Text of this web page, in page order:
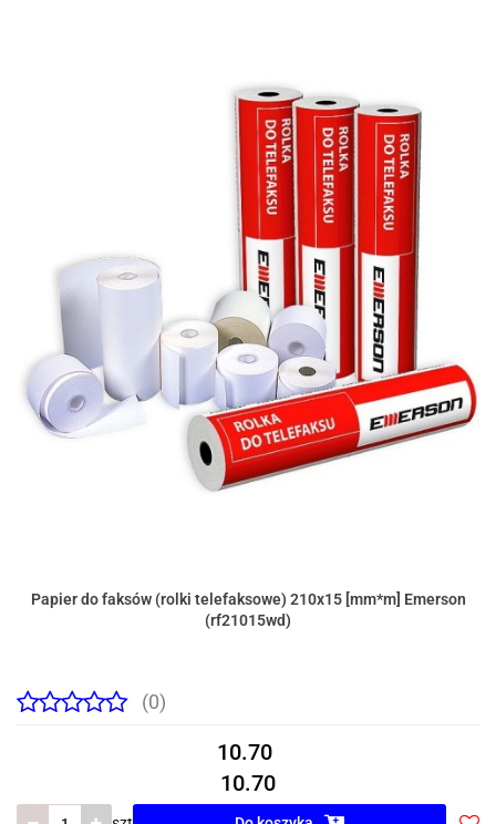
Papier do faksów (rolki telefaksowe) 210x15 [mm*m] Emerson
(rf21015wd)
(0)
10.70
10.70